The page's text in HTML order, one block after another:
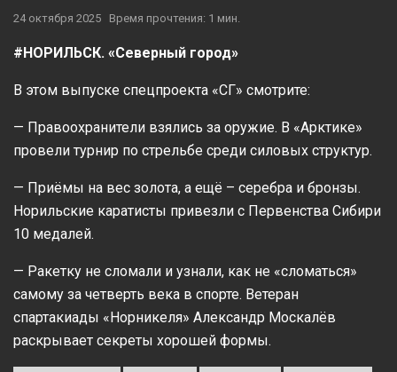
24 октября 2025 Время прочтения: 1 мин.
#НОРИЛЬСК. «Северный город»
В этом выпуске спецпроекта «СГ» смотрите:
— Правоохранители взялись за оружие. В «Арктике»
провели турнир по стрельбе среди силовых структур.
— Приёмы на вес золота, а ещё – серебра и бронзы.
Норильские каратисты привезли с Первенства Сибири
10 медалей.
— Ракетку не сломали и узнали, как не «сломаться»
самому за четверть века в спорте. Ветеран
спартакиады «Норникеля» Александр Москалёв
раскрывает секреты хорошей формы.